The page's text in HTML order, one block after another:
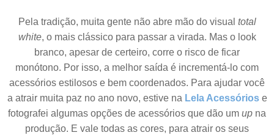
Pela tradição, muita gente não abre mão do visual total
white, o mais clássico para passar a virada. Mas o look
branco, apesar de certeiro, corre o risco de ficar
monótono. Por isso, a melhor saída é incrementá-lo com
acessórios estilosos e bem coordenados. Para ajudar você
a atrair muita paz no ano novo, estive na Lela Acessóriose
fotografei algumas opções de acessórios que dão um up na
produção. E vale todas as cores, para atrair os seus